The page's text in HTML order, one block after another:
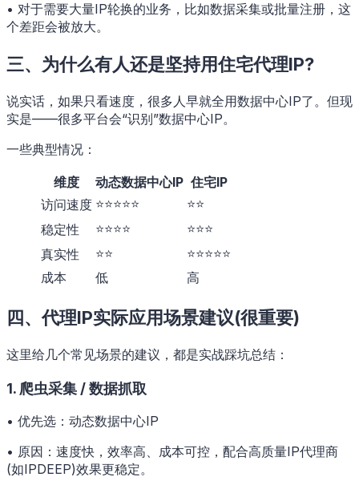
• 对于需要大量IP轮换的业务，比如数据采集或批量注册，这
个差距会被放大。
三、为什么有人还是坚持用住宅代理IP?
说实话，如果只看速度，很多人早就全用数据中心IP了。但现
实是——很多平台会“识别”数据中心IP。
一些典型情况：
维度 动态数据中心IP 住宅IP
访问速度 ⭐⭐⭐⭐⭐
⭐⭐
稳定性
⭐⭐⭐⭐
⭐⭐⭐
真实性
⭐⭐
⭐⭐⭐⭐⭐
成本
低 高
四、代理IP实际应用场景建议(很重要)
这里给几个常见场景的建议，都是实战踩坑总结：
1. 爬虫采集 / 数据抓取
• 优先选：动态数据中心IP
• 原因：速度快，效率高、成本可控，配合高质量IP代理商
(如IPDEEP)效果更稳定。